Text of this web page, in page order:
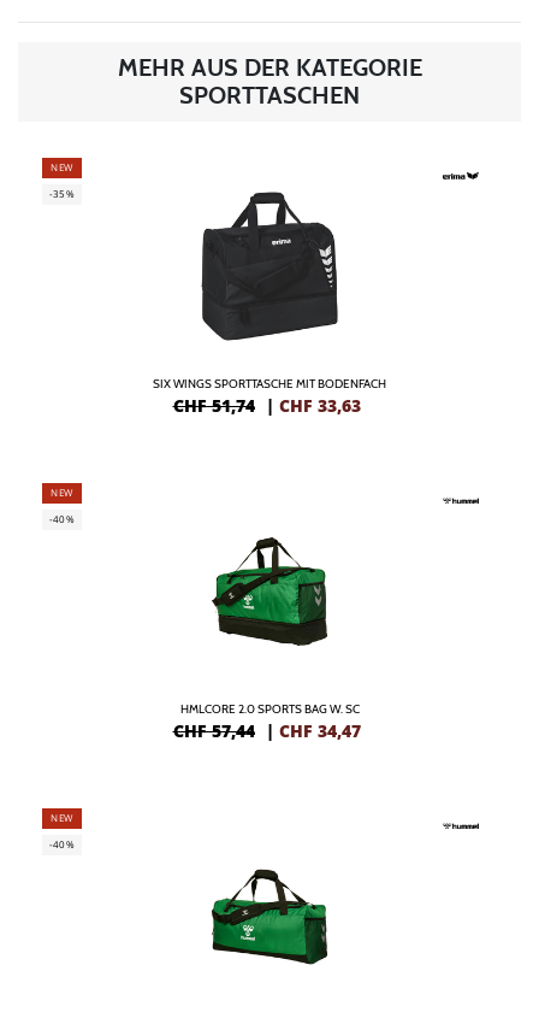
MEHR AUS DER KATEGORIE
SPORTTASCHEN
NEW
-35%
SIX WINGS SPORTTASCHE MIT BODENFACH
CHF 51,74 | CHF 33,63
NEW
-40%
HMLCORE 2.0 SPORTS BAG W. SC
CHF 57,44 | CHF 34,47
NEW
-40%